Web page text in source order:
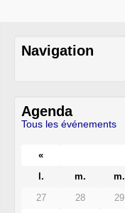
Navigation
Agenda
Tous les événements
«
l.
m. m.
27
28 29